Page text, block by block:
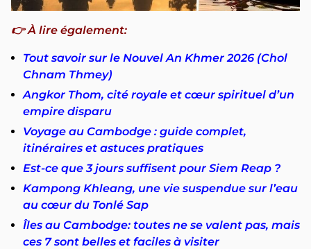
👉 À lire également:
Tout savoir sur le Nouvel An Khmer 2026 (Chol
Chnam Thmey)
Angkor Thom, cité royale et cœur spirituel d’un
empire disparu
Voyage au Cambodge : guide complet,
itinéraires et astuces pratiques
Est-ce que 3 jours suffisent pour Siem Reap ?
Kampong Khleang, une vie suspendue sur l’eau
au cœur du Tonlé Sap
Îles au Cambodge: toutes ne se valent pas, mais
ces 7 sont belles et faciles à visiter